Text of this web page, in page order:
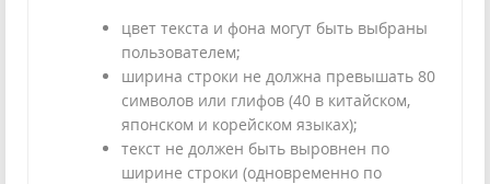
цвет текста и фона могут быть выбраны
пользователем;
ширина строки не должна превышать 80
символов или глифов (40 в китайском,
японском и корейском языках);
текст не должен быть выровнен по
ширине строки (одновременно по